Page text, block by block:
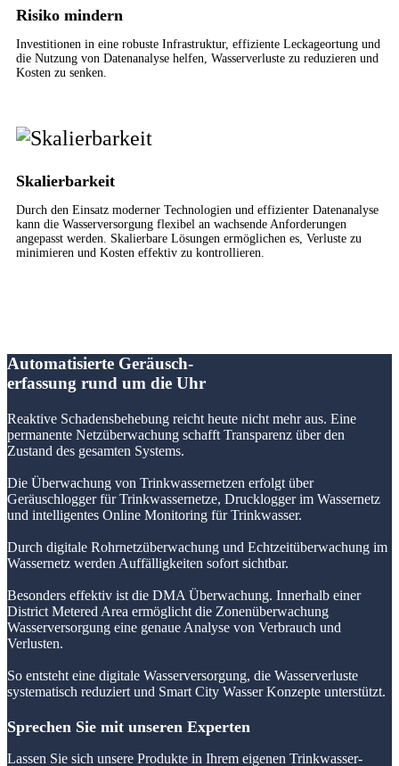
Risiko mindern
Investitionen in eine robuste Infrastruktur, effiziente Leckageortung und
die Nutzung von Datenanalyse helfen, Wasserverluste zu reduzieren und
Kosten zu senken.
Skalierbarkeit
Durch den Einsatz moderner Technologien und effizienter Datenanalyse
kann die Wasserversorgung flexibel an wachsende Anforderungen
angepasst werden. Skalierbare Lösungen ermöglichen es, Verluste zu
minimieren und Kosten effektiv zu kontrollieren.
Automatisierte Geräusch­
erfassung rund um die Uhr
Reaktive Schadensbehebung reicht heute nicht mehr aus. Eine
permanente Netzüberwachung schafft Transparenz über den
Zustand des gesamten Systems.
Die Überwachung von Trinkwassernetzen erfolgt über
Geräuschlogger für Trinkwassernetze, Drucklogger im Wassernetz
und intelligentes Online Monitoring für Trinkwasser.
Durch digitale Rohrnetzüberwachung und Echtzeitüberwachung im
Wassernetz werden Auffälligkeiten sofort sichtbar.
Besonders effektiv ist die DMA Überwachung. Innerhalb einer
District Metered Area ermöglicht die Zonenüberwachung
Wasserversorgung eine genaue Analyse von Verbrauch und
Verlusten.
So entsteht eine digitale Wasserversorgung, die Wasserverluste
systematisch reduziert und Smart City Wasser Konzepte unterstützt.
Sprechen Sie mit unseren Experten
Lassen Sie sich unsere Produkte in Ihrem eigenen Trinkwasser-